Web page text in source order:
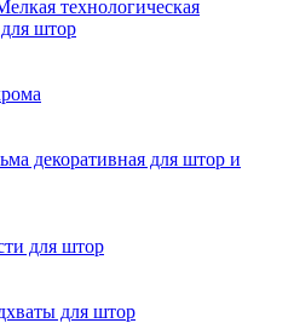
технологическая
штор
декоративная для штор и
для штор
для штор